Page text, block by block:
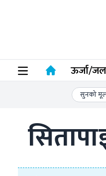
ऊर्जा/
सुनको